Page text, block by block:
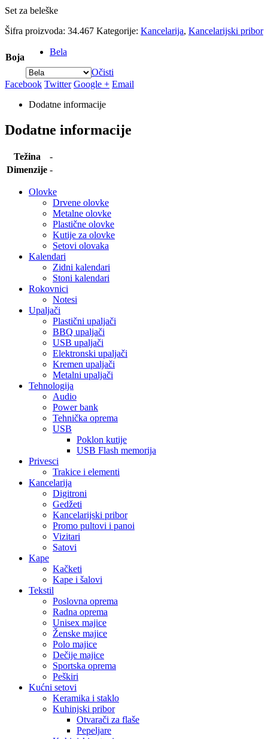
Set za beleške
Šifra proizvoda: 34.467 Kategorije: Kancelarija, Kancelarijski pribor
Boja
Bela
Očisti
Facebook Twitter Google + Email
Dodatne informacije
Dodatne informacije
Težina
-
Dimenzije -
Olovke
Drvene olovke
Metalne olovke
Plastične olovke
Kutije za olovke
Setovi olovaka
Kalendari
Zidni kalendari
Stoni kalendari
Rokovnici
Notesi
Upaljači
Plastični upaljači
BBQ upaljači
USB upaljači
Elektronski upaljači
Kremen upaljači
Metalni upaljači
Tehnologija
Audio
Power bank
Tehnička oprema
USB
Poklon kutije
USB Flash memorija
Privesci
Trakice i elementi
Kancelarija
Digitroni
Gedžeti
Kancelarijski pribor
Promo pultovi i panoi
Vizitari
Satovi
Kape
Kačketi
Kape i šalovi
Tekstil
Poslovna oprema
Radna oprema
Unisex majice
Ženske majice
Polo majice
Dečije majice
Sportska oprema
Peškiri
Kućni setovi
Keramika i staklo
Kuhinjski pribor
Otvarači za flaše
Pepeljare